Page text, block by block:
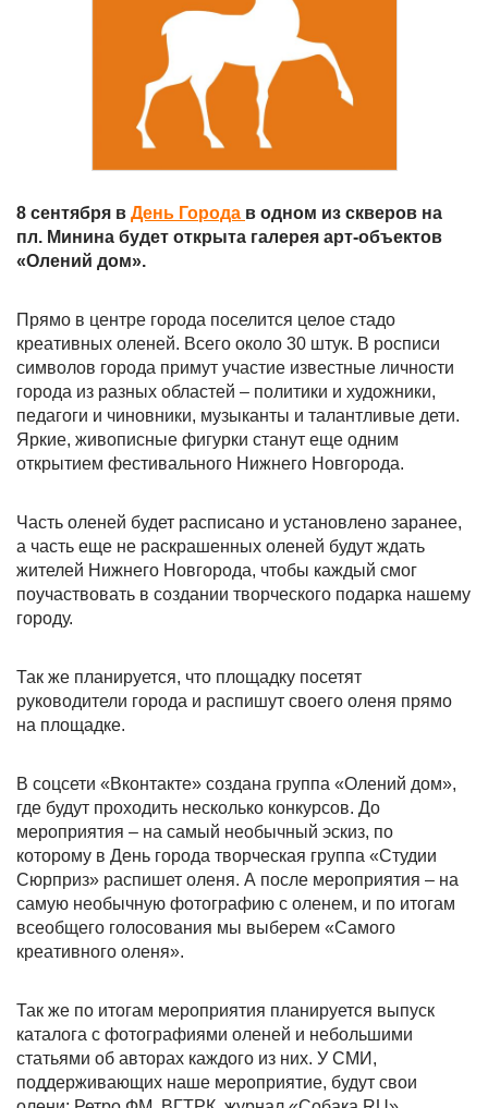
8 сентября в День Города в одном из скверов на
пл. Минина будет открыта галерея арт-объектов
«Олений дом».
Прямо в центре города поселится целое стадо
креативных оленей. Всего около 30 штук. В росписи
символов города примут участие известные личности
города из разных областей – политики и художники,
педагоги и чиновники, музыканты и талантливые дети.
Яркие, живописные фигурки станут еще одним
открытием фестивального Нижнего Новгорода.
Часть оленей будет расписано и установлено заранее,
а часть еще не раскрашенных оленей будут ждать
жителей Нижнего Новгорода, чтобы каждый смог
поучаствовать в создании творческого подарка нашему
городу.
Так же планируется, что площадку посетят
руководители города и распишут своего оленя прямо
на площадке.
В соцсети «Вконтакте» создана группа «Олений дом»,
где будут проходить несколько конкурсов. До
мероприятия – на самый необычный эскиз, по
которому в День города творческая группа «Студии
Сюрприз» распишет оленя. А после мероприятия – на
самую необычную фотографию с оленем, и по итогам
всеобщего голосования мы выберем «Самого
креативного оленя».
Так же по итогам мероприятия планируется выпуск
каталога с фотографиями оленей и небольшими
статьями об авторах каждого из них. У СМИ,
поддерживающих наше мероприятие, будут свои